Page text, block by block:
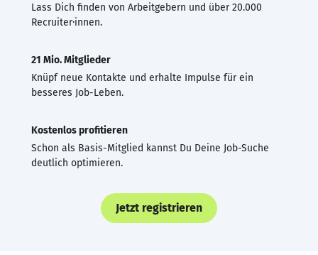
Lass Dich finden von Arbeitgebern und über 20.000
Recruiter·innen.
21 Mio. Mitglieder
Knüpf neue Kontakte und erhalte Impulse für ein
besseres Job-Leben.
Kostenlos profitieren
Schon als Basis-Mitglied kannst Du Deine Job-Suche
deutlich optimieren.
Jetzt registrieren